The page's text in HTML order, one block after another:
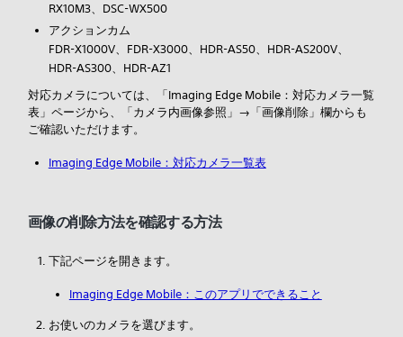
RX10M3、DSC-WX500
アクションカム
FDR-X1000V、FDR-X3000、HDR-AS50、HDR-AS200V、
HDR-AS300、HDR-AZ1
対応カメラについては、「Imaging Edge Mobile：対応カメラ一覧
表」ページから、「カメラ内画像参照」→「画像削除」欄からも
ご確認いただけます。
Imaging Edge Mobile：対応カメラ一覧表
画像の削除方法を確認する方法
下記ページを開きます。
Imaging Edge Mobile：このアプリでできること
お使いのカメラを選びます。